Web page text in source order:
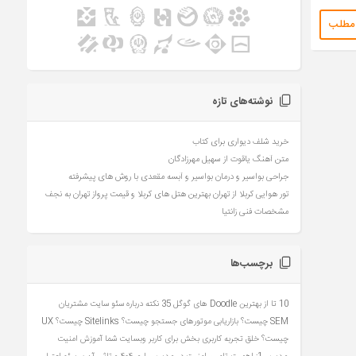
مطلب
نوشته‌های تازه
خرید شلف دیواری برای کتاب
متن آهنگ یاقوت از سهیل مهرزادگان
جراحی بواسیر و درمان بواسیر و آبسه مقعدی با روش های پیشرفته
تور هوایی کربلا از تهران بهترین هتل های کربلا و قیمت پرواز تهران به نجف
مشخصات فنی زانتیا
برچسب‌ها
10 تا از بهترین Doodle های گوگل
35 نکته درباره سئو سایت مشتریان
SEM چیست؟ بازاریابی موتورهای جستجو چیست؟
Sitelinks چیست؟
UX
چیست؟ خلق تجربه کاربری بخش برای کاربر وبسایت شما آموزش امنیت